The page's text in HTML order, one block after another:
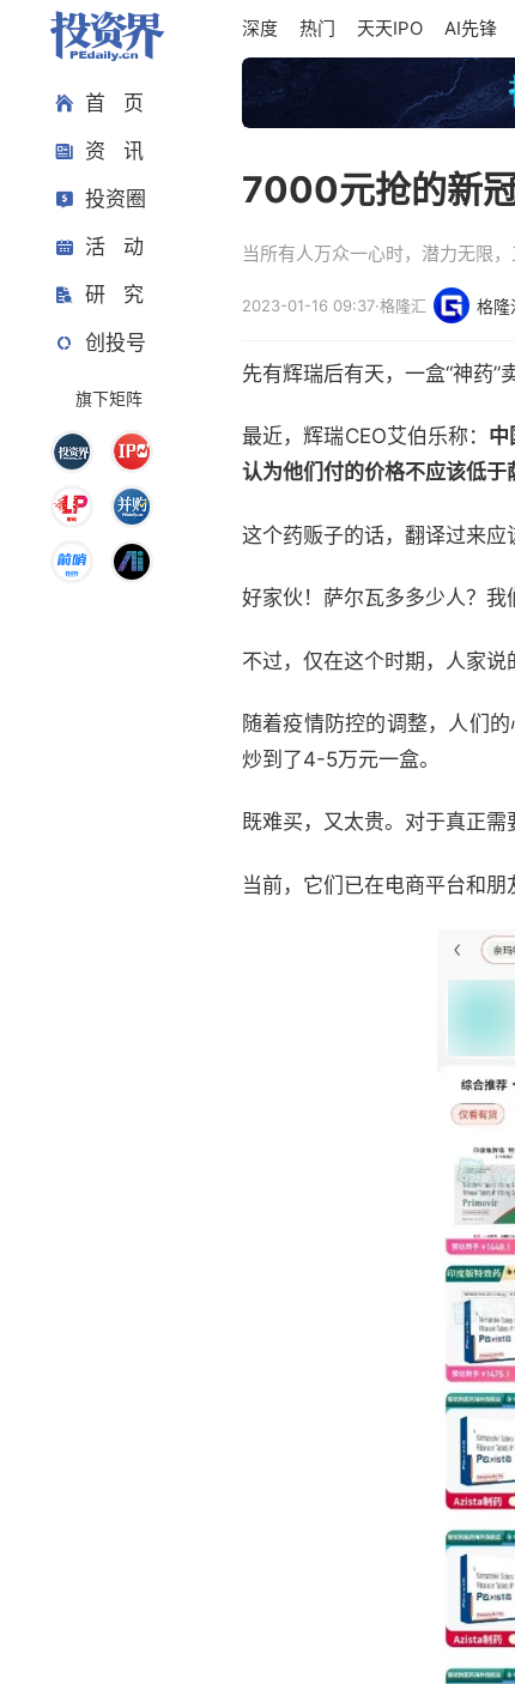
首 页
资 讯
投资圈
活 动
研 究
创投号
旗下矩阵
深度 热门 天天IPO AI先锋
7000元抢的新冠
当所有人万众一心时，潜力无限
2023-01-16 09:37·格隆汇 格隆
先有辉瑞后有天，一盒“神药”
最近，辉瑞CEO艾伯乐称： 中
认为他们付的价格不应该低于
这个药贩子的话，翻译过来应
好家伙！萨尔瓦多多少人？我
不过，仅在这个时期，人家说
随着疫情防控的调整，人们
炒到了4-5万元一盒。
既难买，又太贵。对于真正
当前，它们已在电商平台和朋